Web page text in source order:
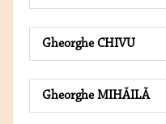
Gheorghe CHIVU
Gheorghe MIHĂILĂ